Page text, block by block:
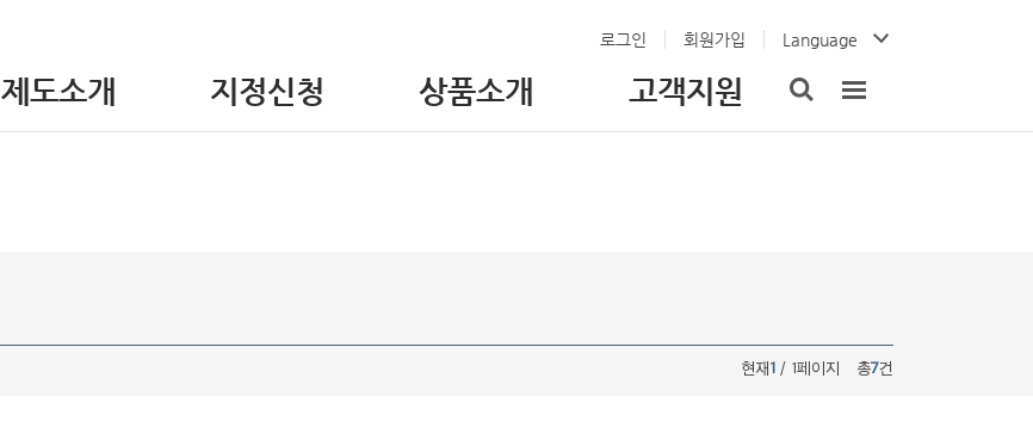
로그인 회원가입 Language
제도소개 지정신청 상품소개 고객지원
현재1 / 1페이지 총7건